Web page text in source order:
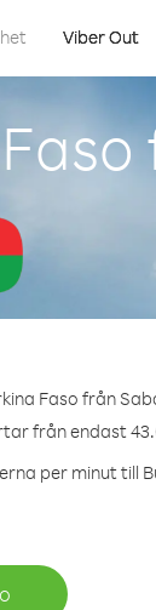
Viber Out
Faso från
från endast
per minut till